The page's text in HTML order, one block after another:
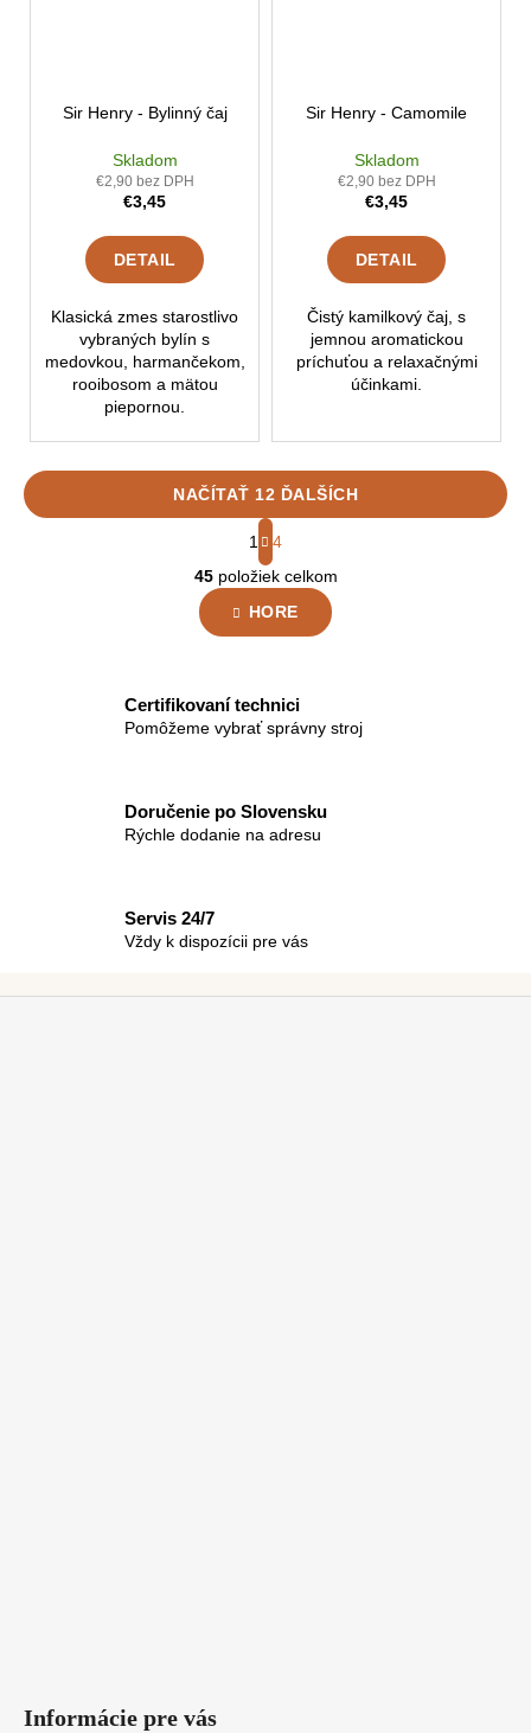
Sir Henry - Bylinný čaj
Skladom
€2,90 bez DPH
€3,45
DETAIL
Klasická zmes starostlivo
vybraných bylín s
medovkou, harmančekom,
rooibosom a mätou
piepornou.
Sir Henry - Camomile
Skladom
€2,90 bez DPH
€3,45
DETAIL
Čistý kamilkový čaj, s
jemnou aromatickou
príchuťou a relaxačnými
účinkami.
O
v
l
á
a
c
r
NAČÍTAŤ 12 ĎALŠÍCH
S
t
r
á
n
k
a
n
1
4
45položiek celkom
HORE
Certifikovaní technici
Pomôžeme vybrať správny stroj
Doručenie po Slovensku
Rýchle dodanie na adresu
Servis 24/7
Vždy k dispozícii pre vás
Informácie pre vás